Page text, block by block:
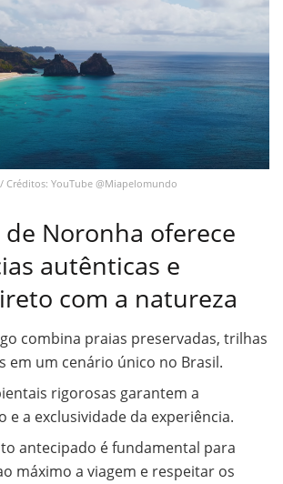
Créditos: YouTube @Miapelomundo
Noronha oferece
autênticas e
com a natureza
combina praias preservadas, trilhas
em um cenário único no Brasil.
rigorosas garantem a
e a exclusividade da experiência.
antecipado é fundamental para
máximo a viagem e respeitar os